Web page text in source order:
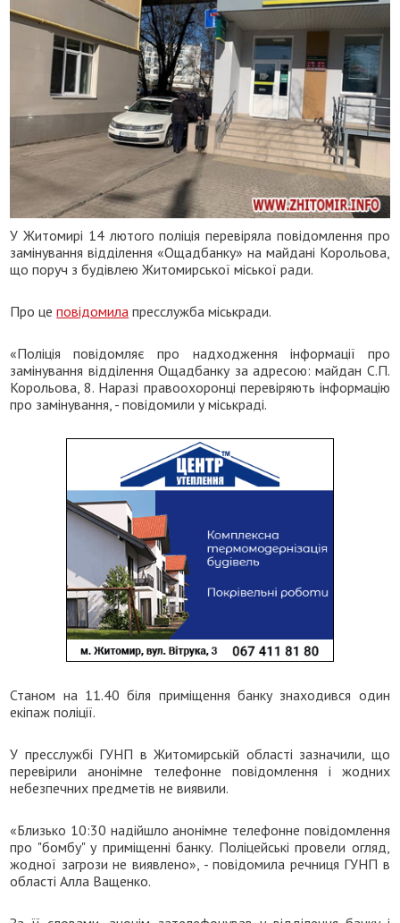
У Житомирі 14 лютого поліція перевіряла повідомлення про
замінування відділення «Ощадбанку» на майдані Корольова,
що поруч з будівлею Житомирської міської ради.
Про цеповідомила пресслужба міськради.
«Поліція повідомляє про надходження інформації про
замінування відділення Ощадбанку за адресою: майдан С.П.
Корольова, 8. Наразі правоохоронці перевіряють інформацію
про замінування, - повідомили у міськраді.
Станом на 11.40 біля приміщення банку знаходився один
екіпаж поліції.
У пресслужбі ГУНП в Житомирській області зазначили, що
перевірили анонімне телефонне повідомлення і жодних
небезпечних предметів не виявили.
«Близько 10:30 надійшло анонімне телефонне повідомлення
про "бомбу" у приміщенні банку. Поліцейські провели огляд,
жодної загрози не виявлено», - повідомила речниця ГУНП в
області Алла Ващенко.